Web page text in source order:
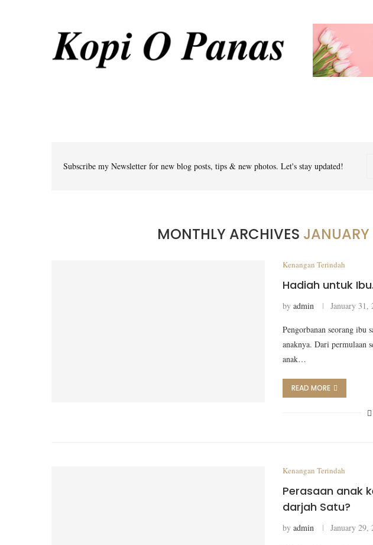
Subscribe my Newsletter for new blog posts, tips & new photos. Let's stay updated!
MONTHLY ARCHIVES
Kenangan Terindah
Hadiah untuk
by admin January 31,
Pengorbanan seorang ibu
anaknya. Dari permulaan
anak…
READ MORE
Kenangan Terindah
Perasaan anak
darjah Satu?
by admin January 29,